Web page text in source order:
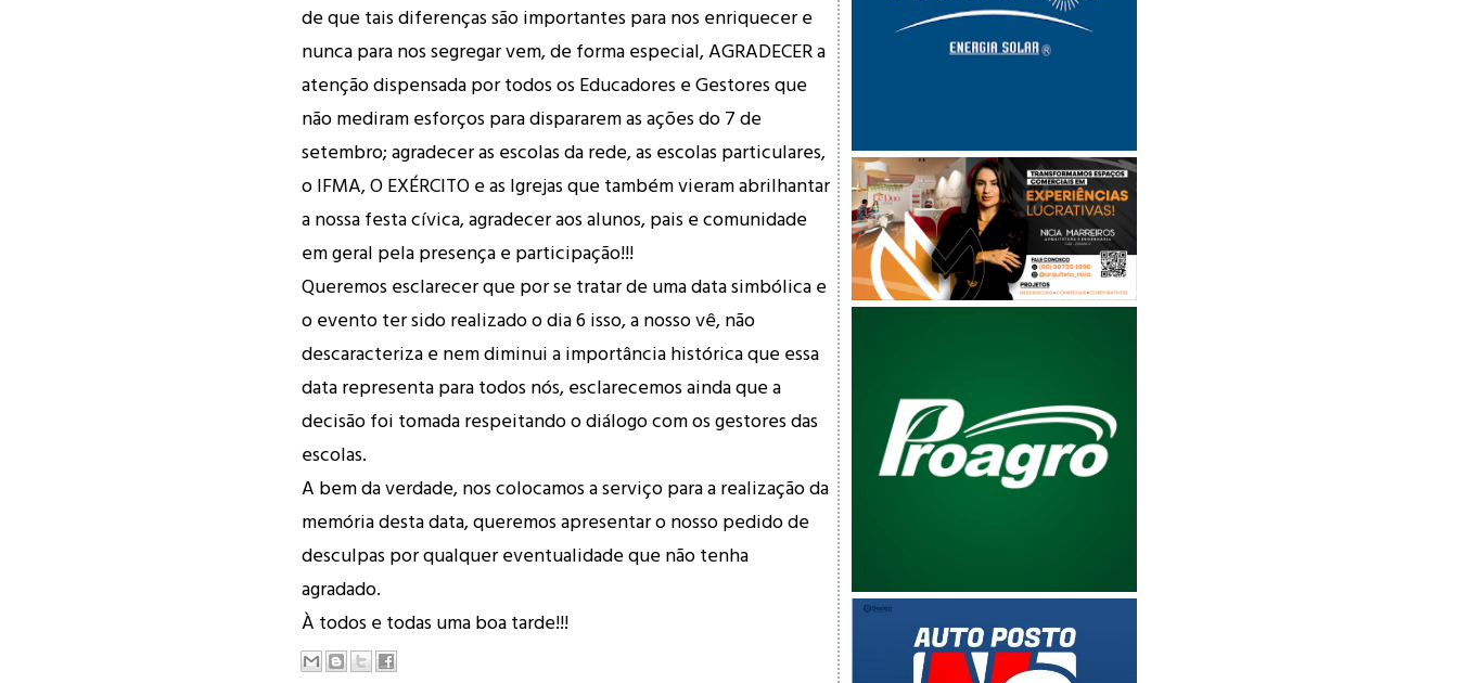
de que tais diferenças são importantes para nos enriquecer e
nunca para nos segregar vem, de forma especial, AGRADECER a
atenção dispensada por todos os Educadores e Gestores que
não mediram esforços para dispararem as ações do 7 de
setembro; agradecer as escolas da rede, as escolas particulares,
o IFMA, O EXÉRCITO e as Igrejas que também vieram abrilhantar
a nossa festa cívica, agradecer aos alunos, pais e comunidade
em geral pela presença e participação!!!
Queremos esclarecer que por se tratar de uma data simbólica e
o evento ter sido realizado o dia 6 isso, a nosso vê, não
descaracteriza e nem diminui a importância histórica que essa
data representa para todos nós, esclarecemos ainda que a
decisão foi tomada respeitando o diálogo com os gestores das
escolas.
A bem da verdade, nos colocamos a serviço para a realização da
memória desta data, queremos apresentar o nosso pedido de
desculpas por qualquer eventualidade que não tenha
agradado.
À todos e todas uma boa tarde!!!